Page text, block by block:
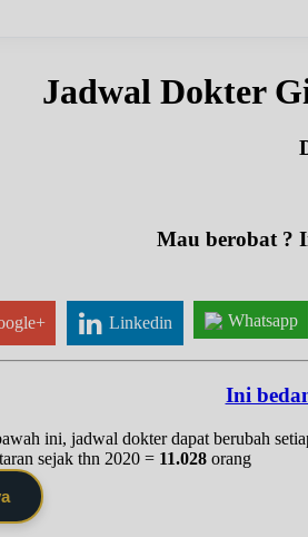
Jadwal Dokter
Mau berobat ?
Linkedin Whatsapp
Ini
ini, jadwal dokter dapat berubah
sejak thn 2020 = 11.028 orang